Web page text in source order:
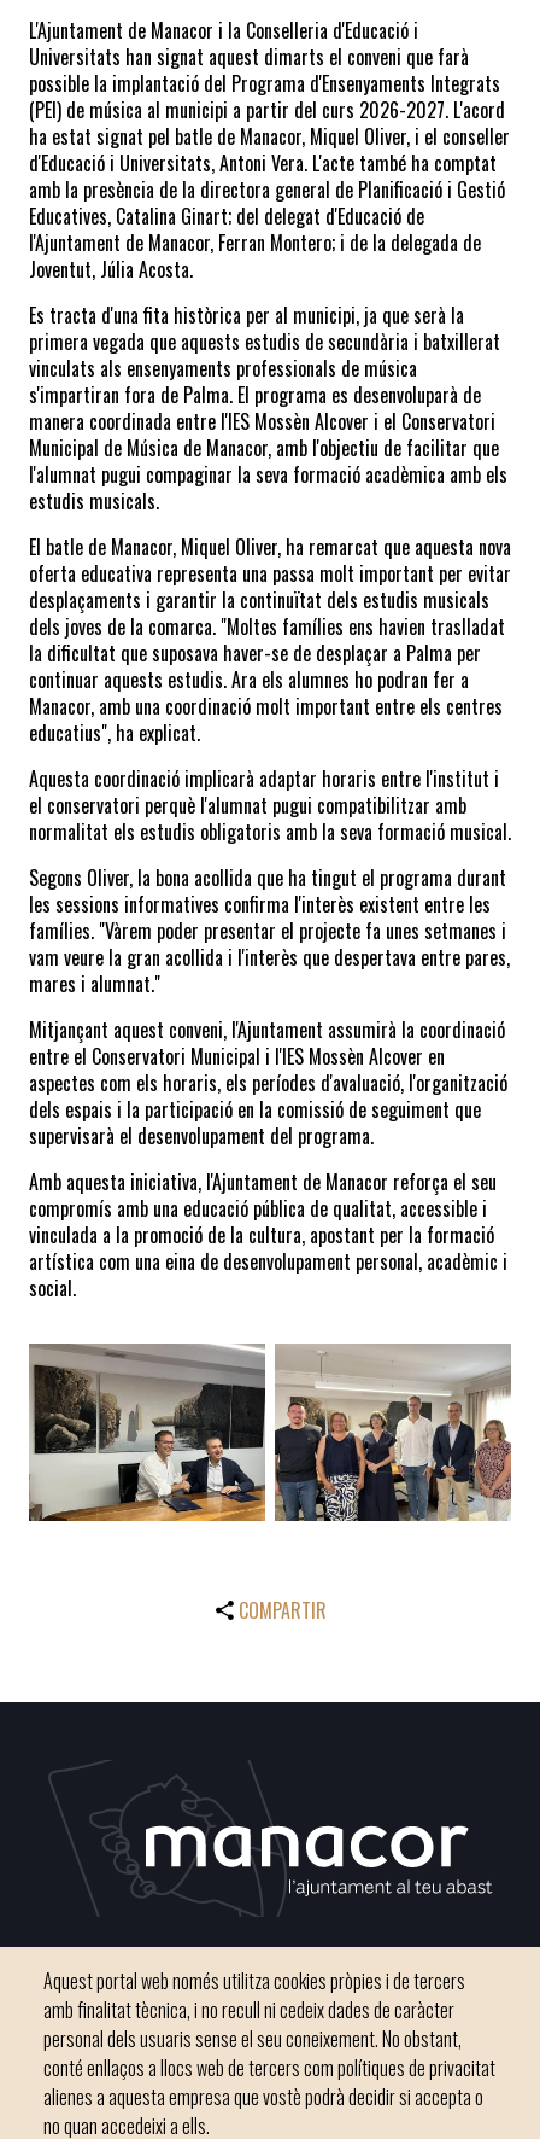
L'Ajuntament de Manacor i la Conselleria d'Educació i
Universitats han signat aquest dimarts el conveni que farà
possible la implantació del Programa d'Ensenyaments Integrats
(PEI) de música al municipi a partir del curs 2026-2027. L'acord
ha estat signat pel batle de Manacor, Miquel Oliver, i el conseller
d'Educació i Universitats, Antoni Vera. L'acte també ha comptat
amb la presència de la directora general de Planificació i Gestió
Educatives, Catalina Ginart; del delegat d'Educació de
l'Ajuntament de Manacor, Ferran Montero; i de la delegada de
Joventut, Júlia Acosta.
Es tracta d'una fita històrica per al municipi, ja que serà la
primera vegada que aquests estudis de secundària i batxillerat
vinculats als ensenyaments professionals de música
s'impartiran fora de Palma. El programa es desenvoluparà de
manera coordinada entre l'IES Mossèn Alcover i el Conservatori
Municipal de Música de Manacor, amb l'objectiu de facilitar que
l'alumnat pugui compaginar la seva formació acadèmica amb els
estudis musicals.
El batle de Manacor, Miquel Oliver, ha remarcat que aquesta nova
oferta educativa representa una passa molt important per evitar
desplaçaments i garantir la continuïtat dels estudis musicals
dels joves de la comarca. "Moltes famílies ens havien traslladat
la dificultat que suposava haver-se de desplaçar a Palma per
continuar aquests estudis. Ara els alumnes ho podran fer a
Manacor, amb una coordinació molt important entre els centres
educatius", ha explicat.
Aquesta coordinació implicarà adaptar horaris entre l'institut i
el conservatori perquè l'alumnat pugui compatibilitzar amb
normalitat els estudis obligatoris amb la seva formació musical.
Segons Oliver, la bona acollida que ha tingut el programa durant
les sessions informatives confirma l'interès existent entre les
famílies. "Vàrem poder presentar el projecte fa unes setmanes i
vam veure la gran acollida i l'interès que despertava entre pares,
mares i alumnat."
Mitjançant aquest conveni, l'Ajuntament assumirà la coordinació
entre el Conservatori Municipal i l'IES Mossèn Alcover en
aspectes com els horaris, els períodes d'avaluació, l'organització
dels espais i la participació en la comissió de seguiment que
supervisarà el desenvolupament del programa.
Amb aquesta iniciativa, l'Ajuntament de Manacor reforça el seu
compromís amb una educació pública de qualitat, accessible i
vinculada a la promoció de la cultura, apostant per la formació
artística com una eina de desenvolupament personal, acadèmic i
social.
COMPARTIR
Telèfon 971 84 91 00 - CIF: P0703300D
Aquest portal web només utilitza cookies pròpies i de tercers
amb finalitat tècnica, i no recull ni cedeix dades de caràcter
personal dels usuaris sense el seu coneixement. No obstant,
conté enllaços a llocs web de tercers com polítiques de privacitat
alienes a aquesta empresa que vostè podrà decidir si accepta o
no quan accedeixi a ells.